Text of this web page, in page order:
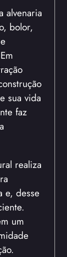
alvenaria
bolor,
sua vida
faz
realiza
e, desse
um